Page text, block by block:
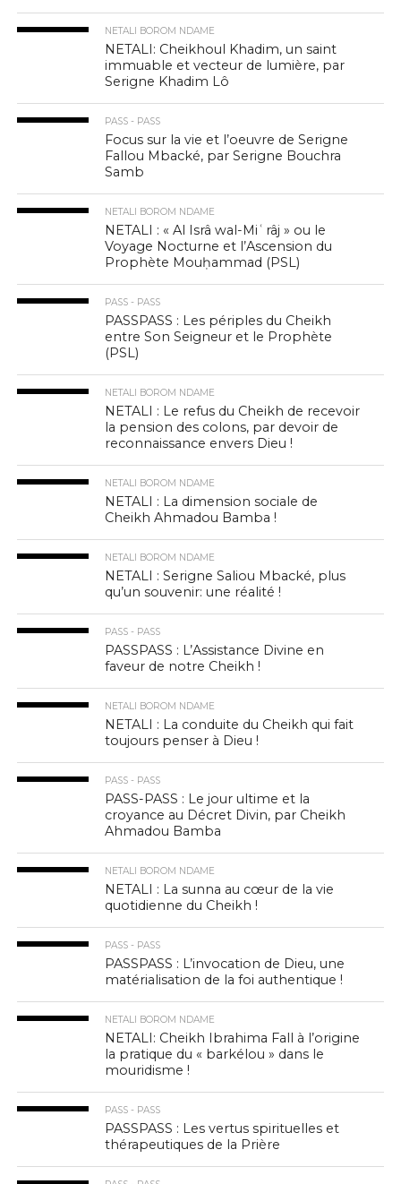
NETALI BOROM NDAME
NETALI: Cheikhoul Khadim, un saint
immuable et vecteur de lumière, par
Serigne Khadim Lô
PASS - PASS
Focus sur la vie et l’oeuvre de Serigne
Fallou Mbacké, par Serigne Bouchra
Samb
NETALI BOROM NDAME
NETALI : « Al Isrâ wal-Miʿrâj » ou le
Voyage Nocturne et l’Ascension du
Prophète Mouḥammad (PSL)
PASS - PASS
PASSPASS : Les périples du Cheikh
entre Son Seigneur et le Prophète
(PSL)
NETALI BOROM NDAME
NETALI : Le refus du Cheikh de recevoir
la pension des colons, par devoir de
reconnaissance envers Dieu !
NETALI BOROM NDAME
NETALI : La dimension sociale de
Cheikh Ahmadou Bamba !
NETALI BOROM NDAME
NETALI : Serigne Saliou Mbacké, plus
qu’un souvenir: une réalité !
PASS - PASS
PASSPASS : L’Assistance Divine en
faveur de notre Cheikh !
NETALI BOROM NDAME
NETALI : La conduite du Cheikh qui fait
toujours penser à Dieu !
PASS - PASS
PASS-PASS : Le jour ultime et la
croyance au Décret Divin, par Cheikh
Ahmadou Bamba
NETALI BOROM NDAME
NETALI : La sunna au cœur de la vie
quotidienne du Cheikh !
PASS - PASS
PASSPASS : L’invocation de Dieu, une
matérialisation de la foi authentique !
NETALI BOROM NDAME
NETALI: Cheikh Ibrahima Fall à l’origine
la pratique du « barkélou » dans le
mouridisme !
PASS - PASS
PASSPASS : Les vertus spirituelles et
thérapeutiques de la Prière